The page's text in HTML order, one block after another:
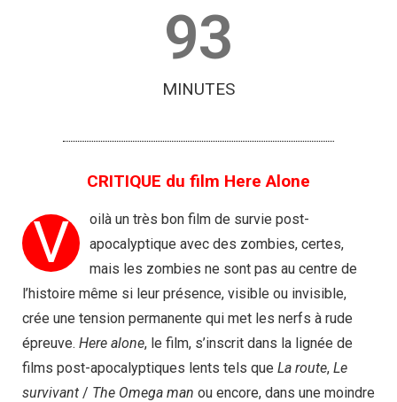
93
MINUTES
CRITIQUE du film Here Alone
V
oilà un très bon film de survie post-
apocalyptique avec des zombies, certes,
mais les zombies ne sont pas au centre de
l’histoire même si leur présence, visible ou invisible,
crée une tension permanente qui met les nerfs à rude
épreuve. Here alone, le film, s’inscrit dans la lignée de
films post-apocalyptiques lents tels que La route, Le
survivant / The Omega man ou encore, dans une moindre